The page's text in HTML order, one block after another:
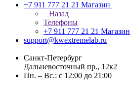
+7 911 777 21 21 Магазин
Назад
Телефоны
+7 911 777 21 21 Магазин
support@kwextremelab.ru
Санкт-Петербург
Дальневосточный пр., 12к2
Пн. – Вс.: с 12:00 до 21:00